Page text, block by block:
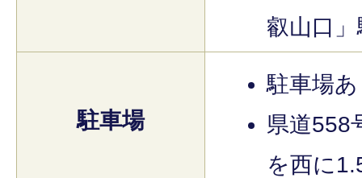
叡山口
駐車場
駐車場
県道558
を西に